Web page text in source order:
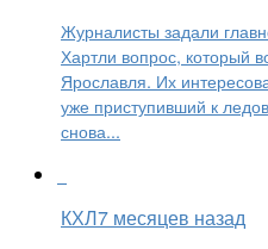
Журналисты задали
Хартли вопрос, который
Ярославля. Их
уже приступивший к
снова...
КХЛ7 месяцев назад